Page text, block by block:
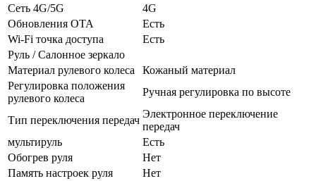
Сеть 4G/5G
4G
Обновления OTA
Есть
Wi-Fi точка доступа
Есть
Руль / Салонное зеркало
Материал рулевого колеса
Кожаный материал
Регулировка положения
рулевого колеса
Ручная регулировка по высоте
Тип переключения передач
Электронное переключение
передач
мультируль
Есть
Обогрев руля
Нет
Память настроек руля
Нет